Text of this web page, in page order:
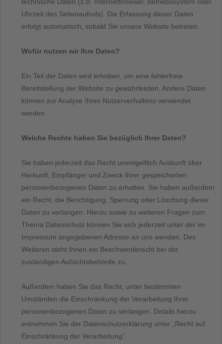
Uhrzeit des Seitenaufrufs). Die Erfassung dieser Daten
erfolgt automatisch, sobald Sie unsere Website betreten.
Wofür nutzen wir Ihre Daten?
Ein Teil der Daten wird erhoben, um eine fehlerfreie
Bereitstellung der Website zu gewährleisten. Andere Daten
können zur Analyse Ihres Nutzerverhaltens verwendet
werden.
Welche Rechte haben Sie bezüglich Ihrer Daten?
Sie haben jederzeit das Recht unentgeltlich Auskunft über
Herkunft, Empfänger und Zweck Ihrer gespeicherten
personenbezogenen Daten zu erhalten. Sie haben außerdem
ein Recht, die Berichtigung, Sperrung oder Löschung dieser
Daten zu verlangen. Hierzu sowie zu weiteren Fragen zum
Thema Datenschutz können Sie sich jederzeit unter der im
Impressum angegebenen Adresse an uns wenden. Des
Weiteren steht Ihnen ein Beschwerderecht bei der
zuständigen Aufsichtsbehörde zu.
Außerdem haben Sie das Recht, unter bestimmten
Umständen die Einschränkung der Verarbeitung Ihrer
personenbezogenen Daten zu verlangen. Details hierzu
entnehmen Sie der Datenschutzerklärung unter „Recht auf
Einschränkung der Verarbeitung“.